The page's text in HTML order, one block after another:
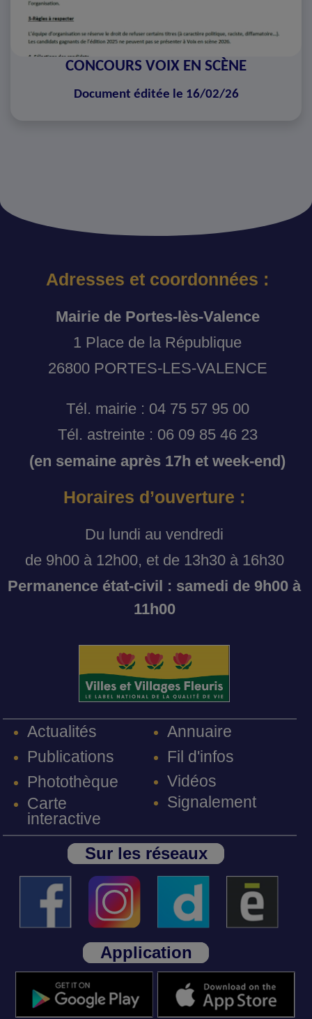
CONCOURS VOIX EN SCÈNE
Document éditée le 16/02/26
Adresses et coordonnées :
Mairie de Portes-lès-Valence
1 Place de la République
26800 PORTES-LES-VALENCE
Tél. mairie : 04 75 57 95 00
Tél. astreinte : 06 09 85 46 23
(en semaine après 17h et week-end)
Horaires d’ouverture :
Du lundi au vendredi
de 9h00 à 12h00, et de 13h30 à 16h30
Permanence état-civil : samedi de 9h00 à
11h00
Actualités
Publications
Photothèque
Carte
interactive
Annuaire
Fil d'infos
Vidéos
Signalement
Sur les réseaux
Application